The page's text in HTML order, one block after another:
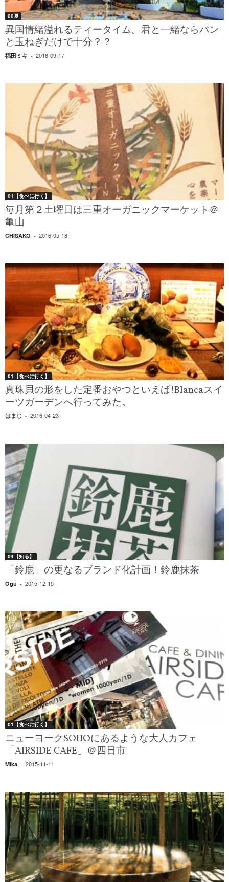
00夏
異国情緒溢れるティータイム。君と一緒ならパン
と玉ねぎだけで十分？？
福田ミキ - 2016-09-17
01【食べに行く】
毎月第２土曜日は三重オーガニックマーケット＠
亀山
CHISAKO - 2016-05-18
01【食べに行く】
真珠貝の形をした定番おやつといえば!Blancaスイ
ーツガーデンへ行ってみた。
はまじ - 2016-04-23
04【知る】
「鈴鹿」の更なるブランド化計画！鈴鹿抹茶
Ogu - 2015-12-15
01【食べに行く】
ニューヨークSOHOにあるような大人カフェ
「AIRSIDE CAFE」＠四日市
Mika - 2015-11-11